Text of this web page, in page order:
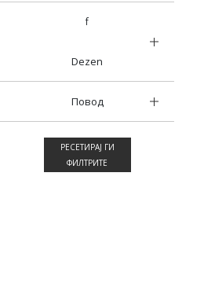
f
Dezen
Повод
РЕСЕТИРАЈ ГИ
ФИЛТРИТЕ